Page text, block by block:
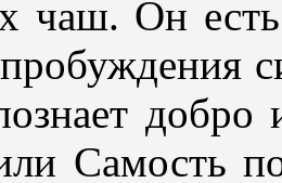
чаш. Он
Самость